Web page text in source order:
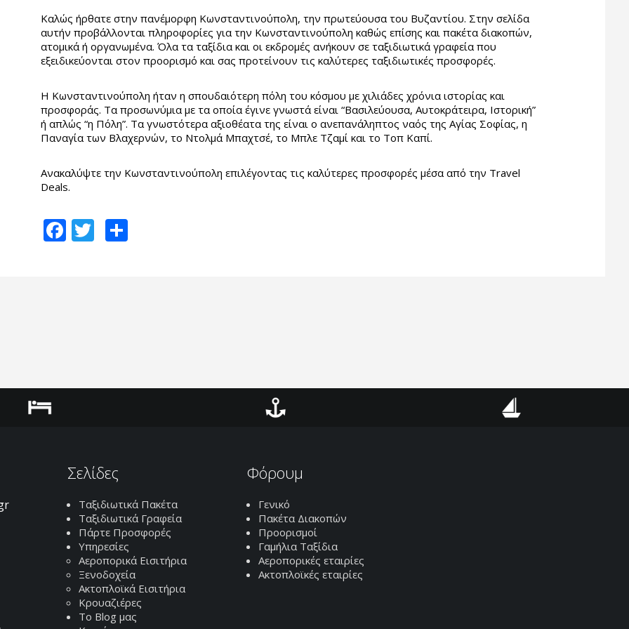
Καλώς ήρθατε στην πανέμορφη Κωνσταντινούπολη, την πρωτεύουσα του Βυζαντίου. Στην σελίδα
αυτήν προβάλλονται πληροφορίες για την Κωνσταντινούπολη καθώς επίσης και πακέτα διακοπών,
ατομικά ή οργανωμένα. Όλα τα ταξίδια και οι εκδρομές ανήκουν σε ταξιδιωτικά γραφεία που
εξειδικεύονται στον προορισμό και σας προτείνουν τις καλύτερες ταξιδιωτικές προσφορές.
Η Κωνσταντινούπολη ήταν η σπουδαιότερη πόλη του κόσμου με χιλιάδες χρόνια ιστορίας και
προσφοράς. Τα προσωνύμια με τα οποία έγινε γνωστά είναι “Βασιλεύουσα, Αυτοκράτειρα, Ιστορική”
ή απλώς “η Πόλη”. Τα γνωστότερα αξιοθέατα της είναι ο ανεπανάληπτος ναός της Αγίας Σοφίας, η
Παναγία των Βλαχερνών, το Ντολμά Μπαχτσέ, το Μπλε Τζαμί και το Τοπ Καπί.
Ανακαλύψτε την Κωνσταντινούπολη επιλέγοντας τις καλύτερες προσφορές μέσα από την Travel
Deals.
Facebook
Twitter
Share
Ακτοπλοϊκά
Σελίδες
Ταξιδιωτικά Πακέτα
Ταξιδιωτικά Γραφεία
Πάρτε Προσφορές
Υπηρεσίες
Αεροπορικά Εισιτήρια
Ξενοδοχεία
Ακτοπλοϊκά Εισιτήρια
Κρουαζιέρες
Το Blog μας
Φόρουμ
Γενικό
Πακέτα Διακοπών
Προορισμοί
Γαμήλια Ταξίδια
Αεροπορικές εταιρίες
Ακτοπλοϊκές εταιρίες